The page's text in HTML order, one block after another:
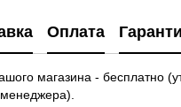
Оплата
магазина - бесплатно